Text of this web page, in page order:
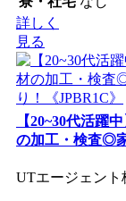
詳しく
見る
【20~30代活躍
の加工・検査◎
UTエージェン